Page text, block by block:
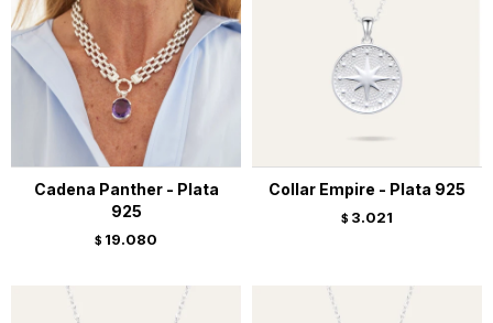
Cadena Panther - Plata
925
$ 19.080
Collar Empire - Plata 925
$ 3.021